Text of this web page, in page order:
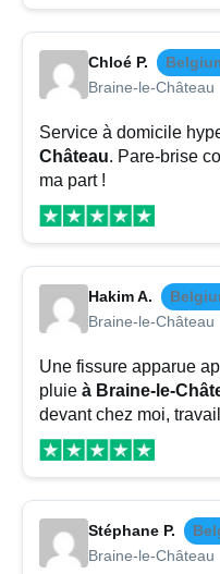
Chloé P.
Braine-le-Château
Service à domicile
Château. Pare-brise
ma part !
Hakim A.
Braine-le-Château
Une fissure apparue
pluie à Braine-le-
devant chez moi,
Stéphane P.
Braine-le-Château